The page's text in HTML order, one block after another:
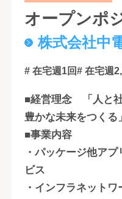
オープンポ
株式会社中
# 在宅週1回# 在宅週
■経営理念 「人と
豊かな未来をつくる」
■事業内容
・パッケージ他ア
ビス
・インフラネット